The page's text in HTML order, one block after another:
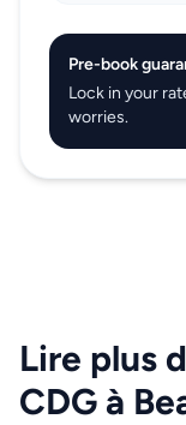
Pre-book
Lock in your
worries.
Lire plus
CDG à